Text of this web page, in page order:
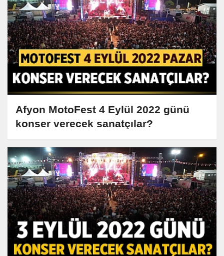
Afyon MotoFest 4 Eylül 2022 günü
konser verecek sanatçılar?